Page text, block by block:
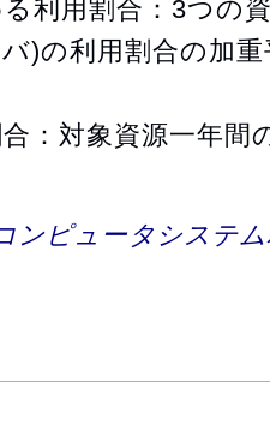
利用割合：3つの
)の利用割合の加重
：対象資源一年間
ンピュータシステ